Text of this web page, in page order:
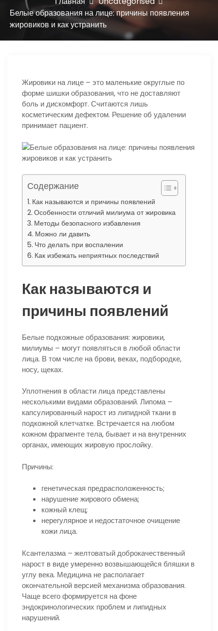
Белые образования на лице: причины появления
жировиков и как устранить
Жировики на лице – это маленькие округлые по
форме шишки образования, что не доставляют
боль и дискомфорт. Считаются лишь
косметическим дефектом. Решение об удалении
принимает пациент.
Содержание
Как называются и причины появлений
Особенности отличий милиума от жировика
Методы безопасного избавления
Можно ли давить
Что делать при воспалении
Как избежать неприятных последствий
Как называются и
причины появлений
Белые подкожные образования: жировики,
милиумы – могут появляться в любой области
лица. В том числе на брови, веках, подбородке,
носу, щеках.
Уплотнения в области лица представлены
несколькими видами образований. Липома –
капсулированный нарост из липидной ткани в
подкожной клетчатке. Встречается на любом
кожном фрагменте тела, бывает и на внутренних
органах, имеющих жировую прослойку.
Причины:
генетическая предрасположенность;
нарушение жирового обмена;
кожный клещ;
нерегулярное и недостаточное очищение
кожи лица.
Ксантелазма – желтоватый доброкачественный
нарост в виде умеренно возвышающейся бляшки в
углу века. Медицина не располагает
окончательной версией механизма образования.
Чаще всего формируется на фоне
эндокринологических проблем и липидных
нарушений.